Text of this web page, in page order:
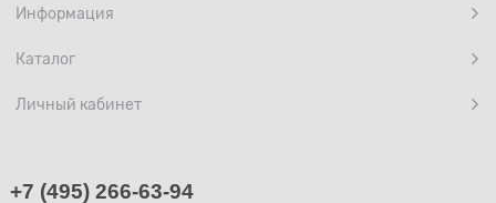
Информация
Каталог
Личный кабинет
+7 (495) 266-63-94